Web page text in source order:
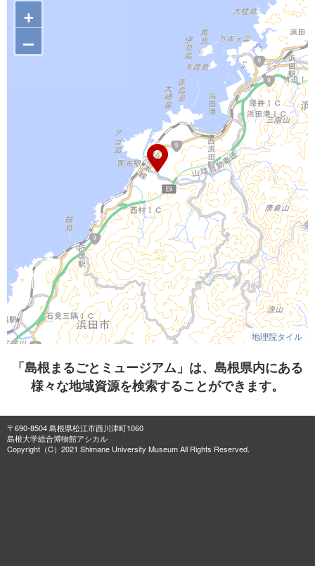
+
–
地理院タイル
「島根まるごとミュージアム」は、島根県内にある
様々な地域資源を検索することができます。
〒690-8504 島根県松江市西川津町1060
島根大学総合博物館アシカル
Copyright（C）2021 Shimane University Museum All Rights Reserved.